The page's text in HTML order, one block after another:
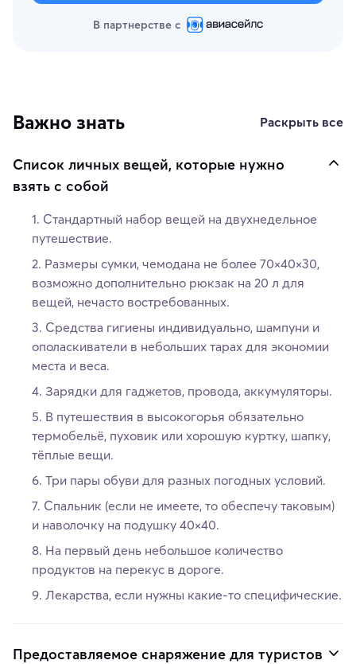
В партнерстве с
Важно знать Раскрыть все
Список личных вещей, которые нужно
взять с собой
Стандартный набор вещей на двухнедельное
путешествие.
Размеры сумки, чемодана не более 70×40×30,
возможно дополнительно рюкзак на 20 л для
вещей, нечасто востребованных.
Средства гигиены индивидуально, шампуни и
ополаскиватели в небольших тарах для экономии
места и веса.
Зарядки для гаджетов, провода, аккумуляторы.
В путешествия в высокогорья обязательно
термобельё, пуховик или хорошую куртку, шапку,
тёплые вещи.
Три пары обуви для разных погодных условий.
Спальник (если не имеете, то обеспечу таковым)
и наволочку на подушку 40×40.
На первый день небольшое количество
продуктов на перекус в дороге.
Лекарства, если нужны какие-то специфические.
Предоставляемое снаряжение для туристов